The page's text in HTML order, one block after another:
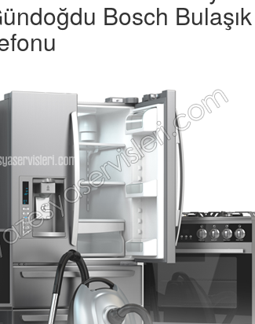
Bosch Bulaşık